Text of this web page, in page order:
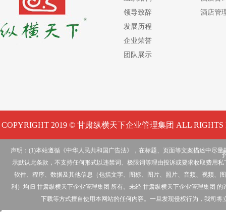
领导致辞
发展历程
企业荣誉
团队展示
酒店管
COPYRIGHT 2019 © 甘肃纵横天下企业管理集团 ALL RIGHTS
声明：(1)本站遵循《中华人民共和国广告法》，在标题、页面等文案描述中尽
示默认此条款，不支持任何形式以违禁词、极限词等理由投诉或要求收取费用
软件、程序、数据及其他信息（包括文字、图标、图片、照片、音频、视频、
利）均归 甘肃纵横天下企业管理集团 所有。未经 甘肃纵横天下企业管理集团
下载等方式擅自使用本网站的任何内容。一旦发现侵权行为，我司